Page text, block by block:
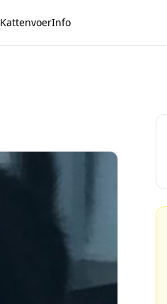
KattenvoerInfo